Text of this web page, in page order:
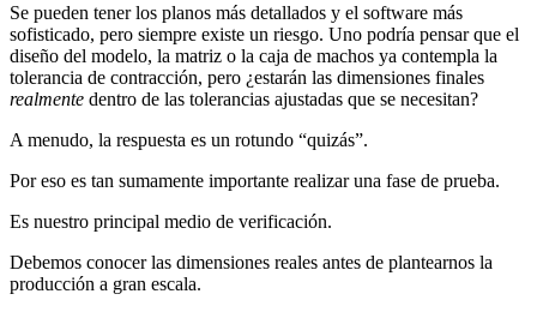
Se pueden tener los planos más detallados y el software más
sofisticado, pero siempre existe un riesgo. Uno podría pensar que el
diseño del modelo, la matriz o la caja de machos ya contempla la
tolerancia de contracción, pero ¿estarán las dimensiones finales
realmente dentro de las tolerancias ajustadas que se necesitan?
A menudo, la respuesta es un rotundo “quizás”.
Por eso es tan sumamente importante realizar una fase de prueba.
Es nuestro principal medio de verificación.
Debemos conocer las dimensiones reales antes de plantearnos la
producción a gran escala.